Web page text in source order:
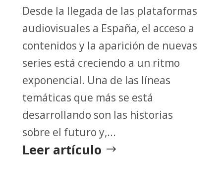
Desde la llegada de las plataformas
audiovisuales a España, el acceso a
contenidos y la aparición de nuevas
series está creciendo a un ritmo
exponencial. Una de las líneas
temáticas que más se está
desarrollando son las historias
sobre el futuro y,...
Leer artículo